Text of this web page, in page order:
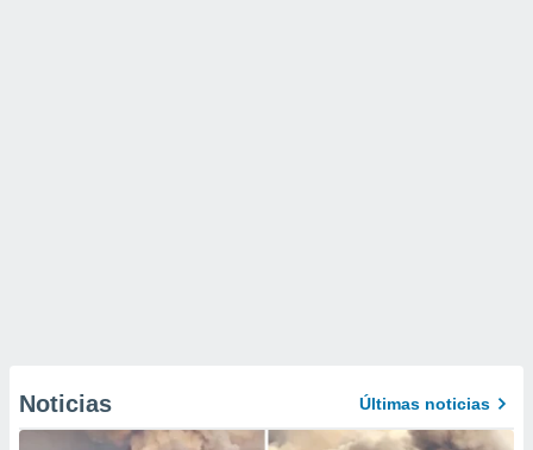
Noticias Últimas noticias